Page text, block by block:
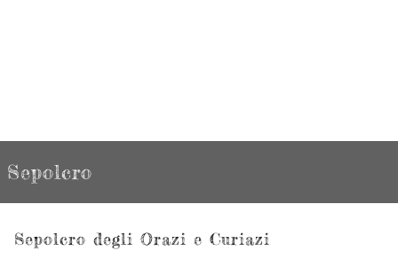
Sepolcro
Sepolcro degli Orazi e Curiazi